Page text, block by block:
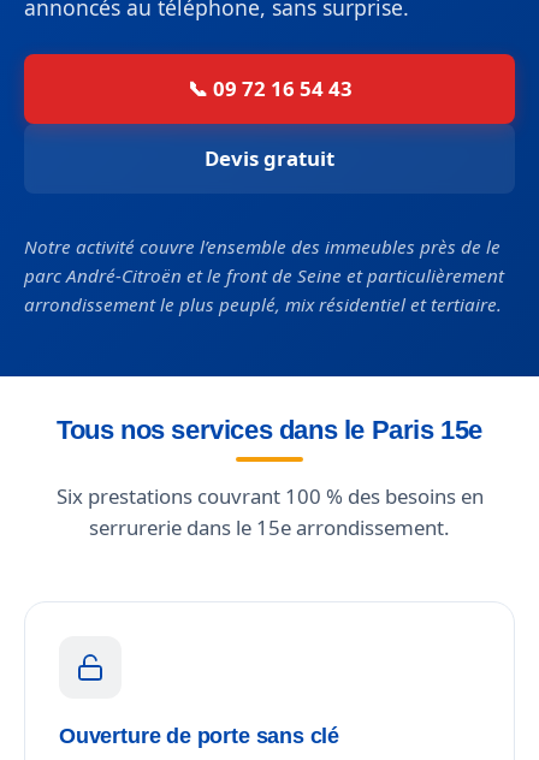
annoncés au téléphone, sans surprise.
📞 09 72 16 54 43
Devis gratuit
Notre activité couvre l’ensemble des immeubles près de le
parc André-Citroën et le front de Seine et particulièrement
arrondissement le plus peuplé, mix résidentiel et tertiaire.
Tous nos services dans le Paris 15e
Six prestations couvrant 100 % des besoins en
serrurerie dans le 15e arrondissement.
Ouverture de porte sans clé